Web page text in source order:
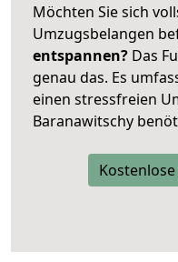
Möchten Sie sich
Umzugsbelangen
entspannen? Das
genau das. Es
einen stressfreien
Baranawitschy